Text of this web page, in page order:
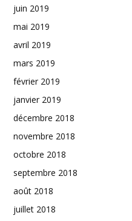
juin 2019
mai 2019
avril 2019
mars 2019
février 2019
janvier 2019
décembre 2018
novembre 2018
octobre 2018
septembre 2018
août 2018
juillet 2018